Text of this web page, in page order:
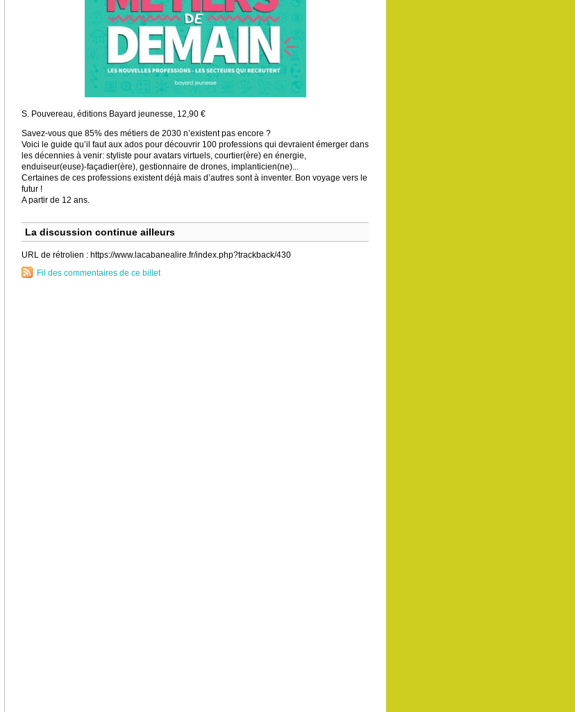
S. Pouvereau, éditions Bayard jeunesse, 12,90 €
Savez-vous que 85% des métiers de 2030 n’existent pas encore ?
Voici le guide qu’il faut aux ados pour découvrir 100 professions qui devraient émerger dans
les décennies à venir: styliste pour avatars virtuels, courtier(ère) en énergie,
enduiseur(euse)-façadier(ère), gestionnaire de drones, implanticien(ne)...
Certaines de ces professions existent déjà mais d’autres sont à inventer. Bon voyage vers le
futur !
A partir de 12 ans.
La discussion continue ailleurs
URL de rétrolien : https://www.lacabanealire.fr/index.php?trackback/430
Fil des commentaires de ce billet